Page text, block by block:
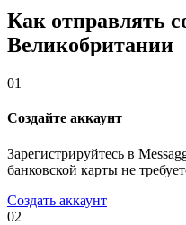
Как отправлять
Великобритании
01
Создайте аккаунт
Зарегистрируйтесь в
банковской карты не
Создать аккаунт
02